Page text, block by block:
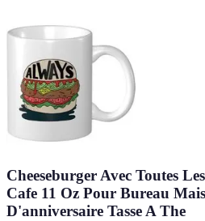
Cheeseburger Avec Toutes
Cafe 11 Oz Pour Bureau
D'anniversaire Tasse A The